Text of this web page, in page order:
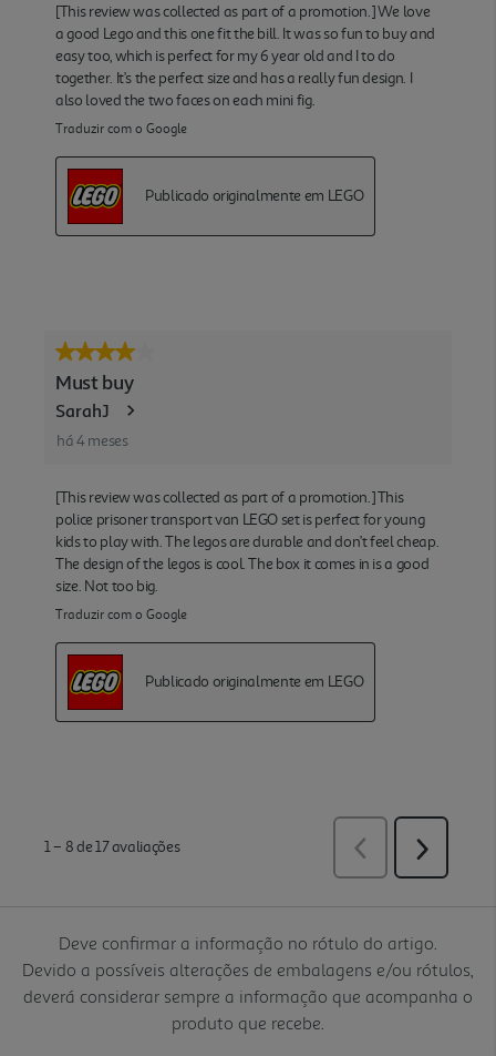
Deve confirmar a informação no rótulo do artigo.
Devido a possíveis alterações de embalagens e/ou rótulos,
deverá considerar sempre a informação que acompanha o
produto que recebe.